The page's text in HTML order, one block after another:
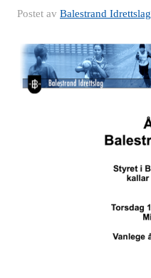
Postet av Balestrand Idrettslag